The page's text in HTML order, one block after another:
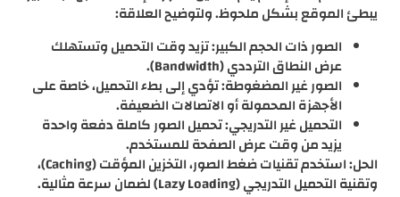
يبطئ الموقع بشكل ملحوظ. ولتوضيح العلاقة:
الصور ذات الحجم الكبير: تزيد وقت التحميل وتستهلك
عرض النطاق الترددي (Bandwidth).
الصور غير المضغوطة: تؤدي إلى بطء التحميل، خاصة على
الأجهزة المحمولة أو الاتصالات الضعيفة.
التحميل غير التدريجي: تحميل الصور كاملة دفعة واحدة
يزيد من وقت عرض الصفحة للمستخدم.
الحل: استخدم تقنيات ضغط الصور، التخزين المؤقت (Caching)،
وتقنية التحميل التدريجي (Lazy Loading) لضمان سرعة مثالية.